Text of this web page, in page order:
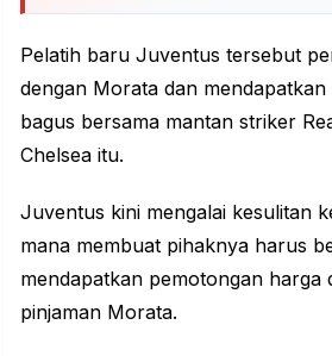
Pelatih baru Juventus tersebut
dengan Morata dan
bagus bersama mantan striker
Chelsea itu.
Juventus kini mengalai kesulitan
mana membuat pihaknya harus
mendapatkan pemotongan harga
pinjaman Morata.